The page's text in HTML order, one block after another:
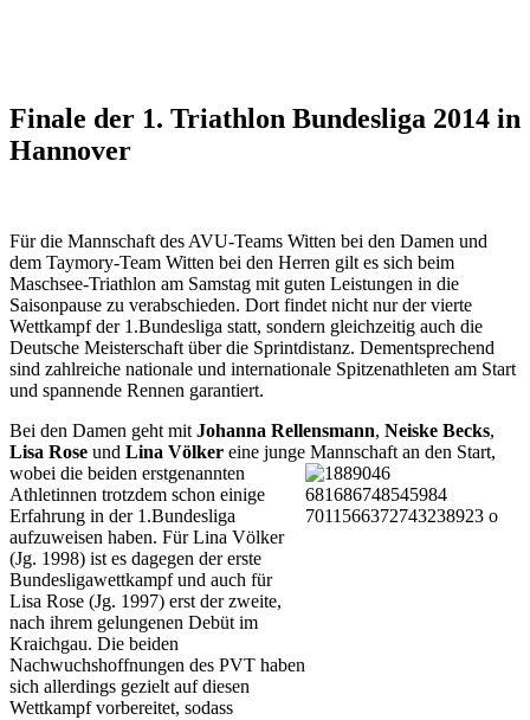
Finale der 1. Triathlon Bundesliga 2014 in
Hannover
Für die Mannschaft des AVU-Teams Witten bei den Damen und
dem Taymory-Team Witten bei den Herren gilt es sich beim
Maschsee-Triathlon am Samstag mit guten Leistungen in die
Saisonpause zu verabschieden. Dort findet nicht nur der vierte
Wettkampf der 1.Bundesliga statt, sondern gleichzeitig auch die
Deutsche Meisterschaft über die Sprintdistanz. Dementsprechend
sind zahlreiche nationale und internationale Spitzenathleten am Start
und spannende Rennen garantiert.
Bei den Damen geht mit Johanna Rellensmann, Neiske Becks,
Lisa Rose und Lina Völker eine junge Mannschaft an den Start,
wobei die beiden erstgenannten
Athletinnen trotzdem schon einige
Erfahrung in der 1.Bundesliga
aufzuweisen haben. Für Lina Völker
(Jg. 1998) ist es dagegen der erste
Bundesligawettkampf und auch für
Lisa Rose (Jg. 1997) erst der zweite,
nach ihrem gelungenen Debüt im
Kraichgau. Die beiden
Nachwuchshoffnungen des PVT haben
sich allerdings gezielt auf diesen
Wettkampf vorbereitet, sodass